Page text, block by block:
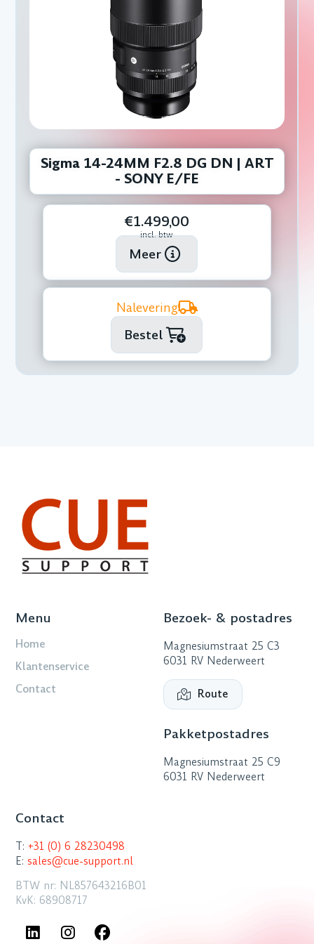
Sigma 14-24MM F2.8 DG DN | ART
- SONY E/FE
€1.499,00
incl. btw
Meer
Nalevering
Bestel
Menu
Home
Klantenservice
Contact
Bezoek- & postadres
Magnesiumstraat 25 C3
6031 RV Nederweert
Route
Pakketpostadres
Magnesiumstraat 25 C9
6031 RV Nederweert
Contact
T: +31 (0) 6 28230498
E:sales@cue-support.nl
BTW nr: NL857643216B01
KvK: 68908717